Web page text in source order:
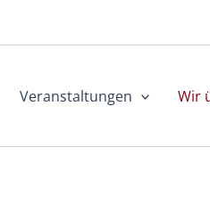
Veranstaltungen Wir